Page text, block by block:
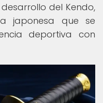
del Kendo,
japonesa que se
deportiva con